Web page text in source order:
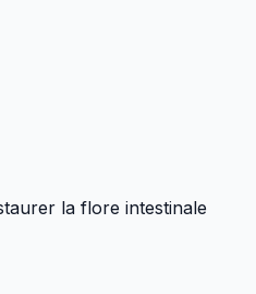
la flore intestinale